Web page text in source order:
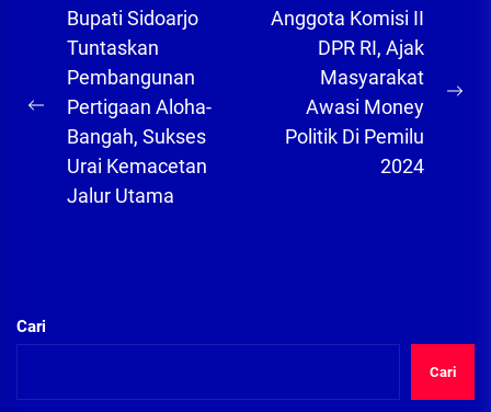
Navigasi
pos
Previous
post:
Bupati Sidoarjo
Tuntaskan
Pembangunan
Pertigaan Aloha-
Bangah, Sukses
Urai Kemacetan
Jalur Utama
Anggota Komisi II
DPR RI, Ajak
Masyarakat
Awasi Money
Politik Di Pemilu
2024
Cari
Cari